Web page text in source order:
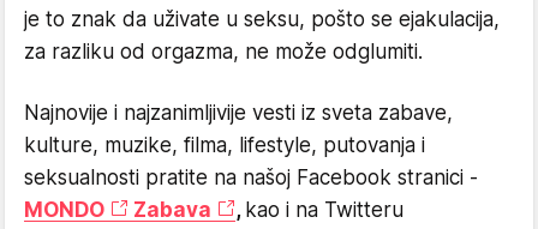
je to znak da uživate u seksu, pošto se ejakulacija,
za razliku od orgazma, ne može odglumiti.
Najnovije i najzanimljivije vesti iz sveta zabave,
kulture, muzike, filma, lifestyle, putovanja i
seksualnosti pratite na našoj Facebook stranici -
MONDO
Zabava , kao i na Twitteru